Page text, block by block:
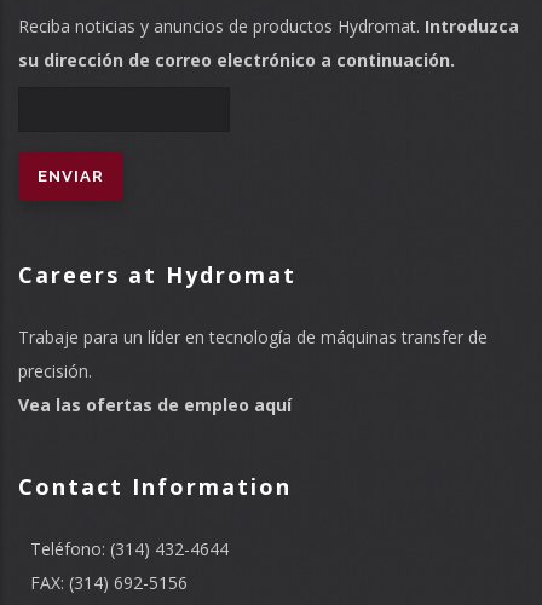
Reciba noticias y anuncios de productos Hydromat. Introduzca
su dirección de correo electrónico a continuación.
Careers at Hydromat
Trabaje para un líder en tecnología de máquinas transfer de
precisión.
Vea las ofertas de empleo aquí
Contact Information
Teléfono: (314) 432-4644
FAX: (314) 692-5156